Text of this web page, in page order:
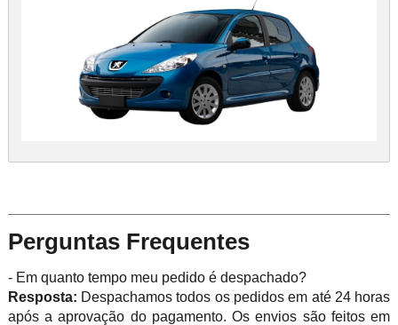
Perguntas Frequentes
- Em quanto tempo meu pedido é despachado?
Resposta: Despachamos todos os pedidos em até 24 horas
após a aprovação do pagamento. Os envios são feitos em